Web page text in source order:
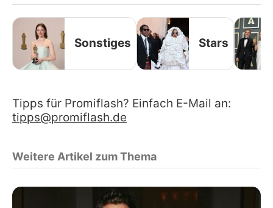
Sonstiges Stars
Tipps für Promiflash? Einfach E-Mail an:
tipps@promiflash.de
Weitere Artikel zum Thema